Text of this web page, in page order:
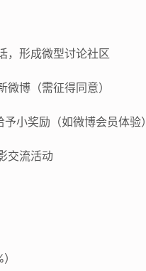
，形成微型讨论社区
博（需征得同意）
小奖励（如微博会员体验）
交流活动